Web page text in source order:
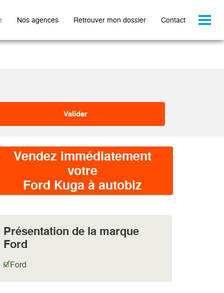
Nos agences Retrouver mon dossier Contact
Vendez immédiatement
votre
Ford Kuga à autobiz
Présentation de la marque
Ford
Ford